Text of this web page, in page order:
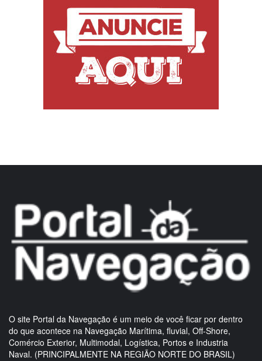
O site Portal da Navegação é um meio de você ficar por dentro
do que acontece na Navegação Marítima, fluvial, Off-Shore,
Comércio Exterior, Multimodal, Logística, Portos e Industria
Naval. (PRINCIPALMENTE NA REGIÃO NORTE DO BRASIL)